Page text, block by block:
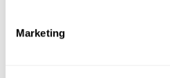
Marketing